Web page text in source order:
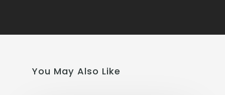
You May Also Like